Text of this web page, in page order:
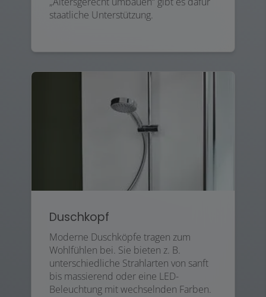
staatliche Unterstützung.
Duschkopf
Moderne Duschköpfe tragen zum
Wohlfühlen bei. Sie bieten z. B.
unterschiedliche Strahlarten von sanft
bis massierend oder eine LED-
Beleuchtung mit wechselnden Farben.